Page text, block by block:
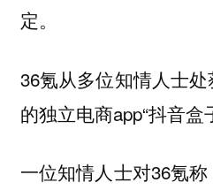
定。
36氪从多位知情人士
的独立电商app“抖音盒
一位知情人士对36氪